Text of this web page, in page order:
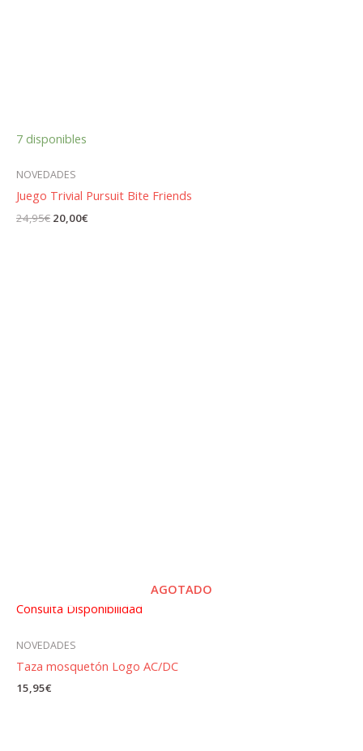
7 disponibles
NOVEDADES
Juego Trivial Pursuit Bite Friends
24,95€ El
20,00€
AGOTADO
Consulta Disponibilidad
NOVEDADES
Taza mosquetón Logo AC/DC
15,95€